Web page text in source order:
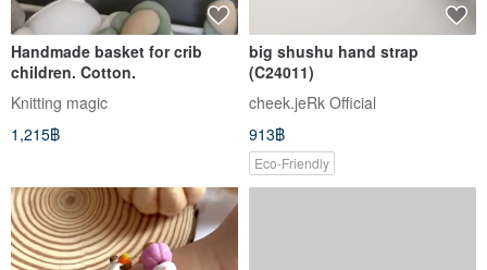
Handmade basket for crib
children. Cotton.
Knitting magic
1,215฿
big shushu hand strap
(C24011)
cheek.jeRk Official
913฿
Eco-Friendly